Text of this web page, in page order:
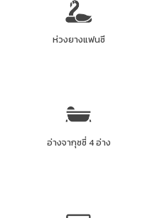
ห่วงยางแฟนซี
อ่างจากุซซี่ 4 อ่าง